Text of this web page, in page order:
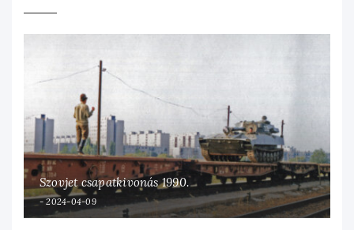
Szovjet csapatkivonás 1990.
2024-04-09